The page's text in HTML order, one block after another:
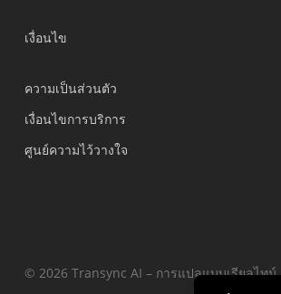
เงื่อนไข
ความเป็นส่วนตัว
เงื่อนไขการบริการ
ศูนย์ความไว้วางใจ
© 2026 Transync AI – การแปลแบบเรียลไทม์.
English